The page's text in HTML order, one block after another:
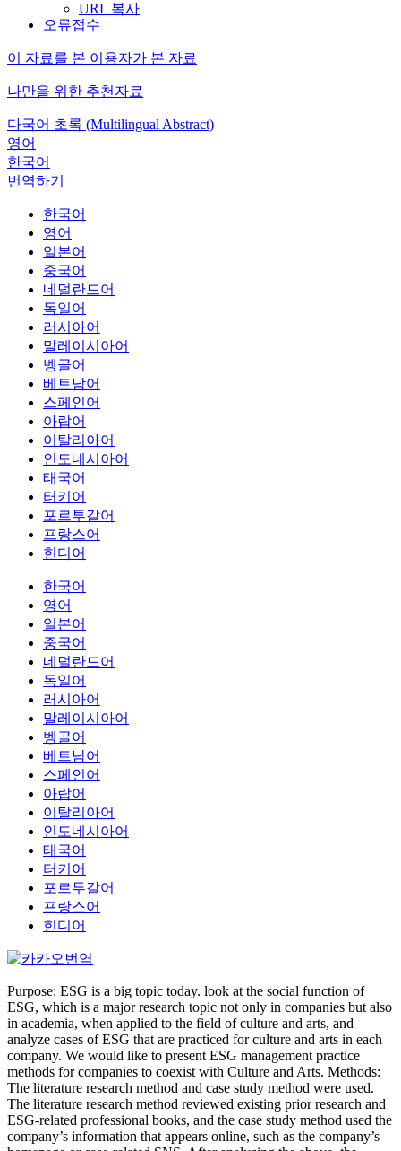
URL 복사
오류접수
이 자료를 본 이용자가 본 자료
나만을 위한 추천자료
다국어 초록 (Multilingual Abstract)
영어
한국어
번역하기
한국어
영어
일본어
중국어
네덜란드어
독일어
러시아어
말레이시아어
벵골어
베트남어
스페인어
아랍어
이탈리아어
인도네시아어
태국어
터키어
포르투갈어
프랑스어
힌디어
한국어
영어
일본어
중국어
네덜란드어
독일어
러시아어
말레이시아어
벵골어
베트남어
스페인어
아랍어
이탈리아어
인도네시아어
태국어
터키어
포르투갈어
프랑스어
힌디어
Purpose: ESG is a big topic today. look at the social function of
ESG, which is a major research topic not only in companies but also
in academia, when applied to the field of culture and arts, and
analyze cases of ESG that are practiced for culture and arts in each
company. We would like to present ESG management practice
methods for companies to coexist with Culture and Arts. Methods:
The literature research method and case study method were used.
The literature research method reviewed existing prior research and
ESG-related professional books, and the case study method used the
company’s information that appears online, such as the company’s